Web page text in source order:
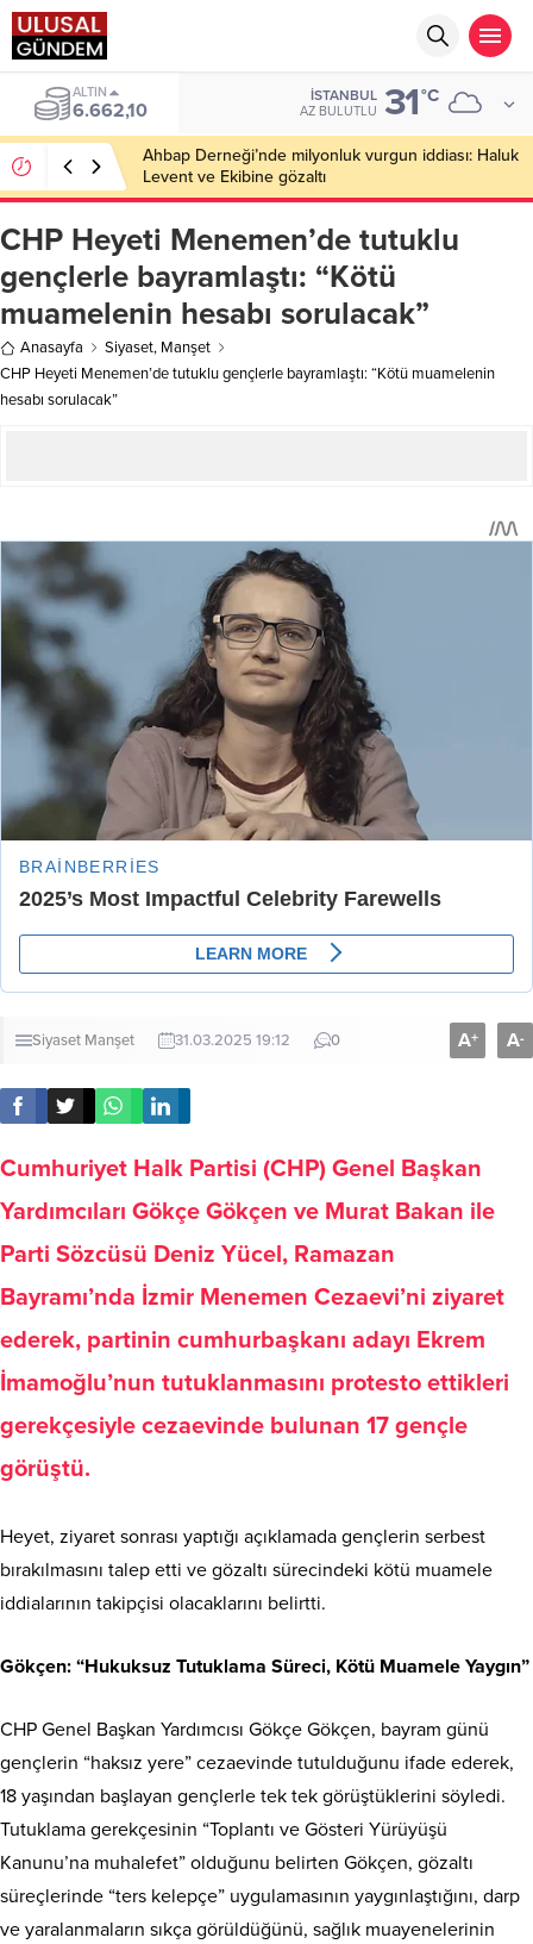
ALTIN
6.662,10
İSTANBUL
AZ BULUTLU 31°C
Ahbap Derneği’nde milyonluk vurgun iddiası: Haluk
Levent ve Ekibine gözaltı
CHP Heyeti Menemen’de tutuklu
gençlerle bayramlaştı: “Kötü
muamelenin hesabı sorulacak”
Anasayfa Siyaset, Manşet
CHP Heyeti Menemen’de tutuklu gençlerle bayramlaştı: “Kötü muamelenin
hesabı sorulacak”
Siyaset Manşet 31.03.2025 19:12 0 A+ A-
Cumhuriyet Halk Partisi (CHP) Genel Başkan
Yardımcıları Gökçe Gökçen ve Murat Bakan ile
Parti Sözcüsü Deniz Yücel, Ramazan
Bayramı’nda İzmir Menemen Cezaevi’ni ziyaret
ederek, partinin cumhurbaşkanı adayı Ekrem
İmamoğlu’nun tutuklanmasını protesto ettikleri
gerekçesiyle cezaevinde bulunan 17 gençle
görüştü.
Heyet, ziyaret sonrası yaptığı açıklamada gençlerin serbest
bırakılmasını talep etti ve gözaltı sürecindeki kötü muamele
iddialarının takipçisi olacaklarını belirtti.
Gökçen: “Hukuksuz Tutuklama Süreci, Kötü Muamele Yaygın”
CHP Genel Başkan Yardımcısı Gökçe Gökçen, bayram günü
gençlerin “haksız yere” cezaevinde tutulduğunu ifade ederek,
18 yaşından başlayan gençlerle tek tek görüştüklerini söyledi.
Tutuklama gerekçesinin “Toplantı ve Gösteri Yürüyüşü
Kanunu’na muhalefet” olduğunu belirten Gökçen, gözaltı
süreçlerinde “ters kelepçe” uygulamasının yaygınlaştığını, darp
ve yaralanmaların sıkça görüldüğünü, sağlık muayenelerinin